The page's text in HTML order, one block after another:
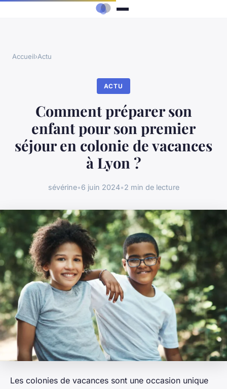
Accueil›Actu
ACTU
Comment préparer son
enfant pour son premier
séjour en colonie de vacances
à Lyon ?
sévérine•6 juin 2024•2 min de lecture
Les colonies de vacances sont une occasion unique